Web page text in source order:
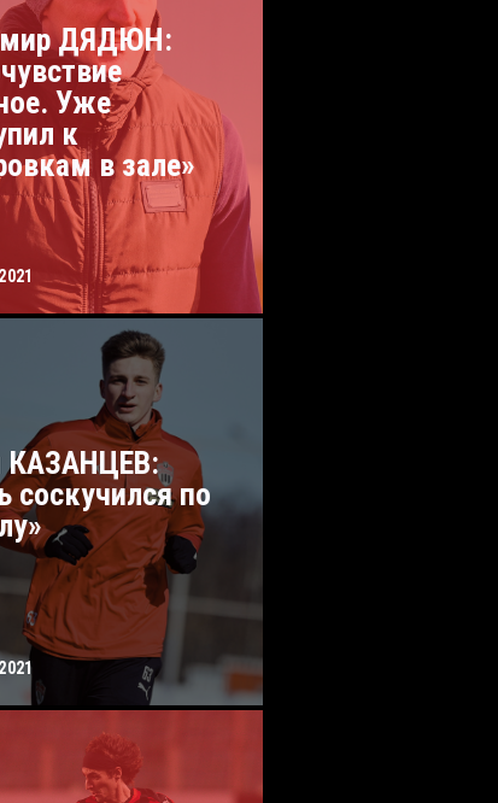
ДЯДЮН:
Уже
к
в зале»
КАЗАНЦЕВ:
соскучился по